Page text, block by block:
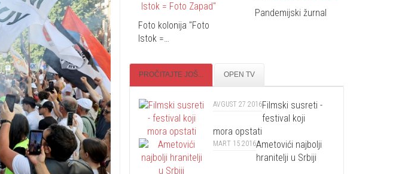
Foto kolonija "Foto
Istok =…
Pandemijski žurnal
PROČITAJTE JOŠ... OPEN TV
AVGUST 27 2016Filmski susreti -
festival koji
mora opstati
MART 15 2016Ametovići najbolji
hranitelji u Srbiji